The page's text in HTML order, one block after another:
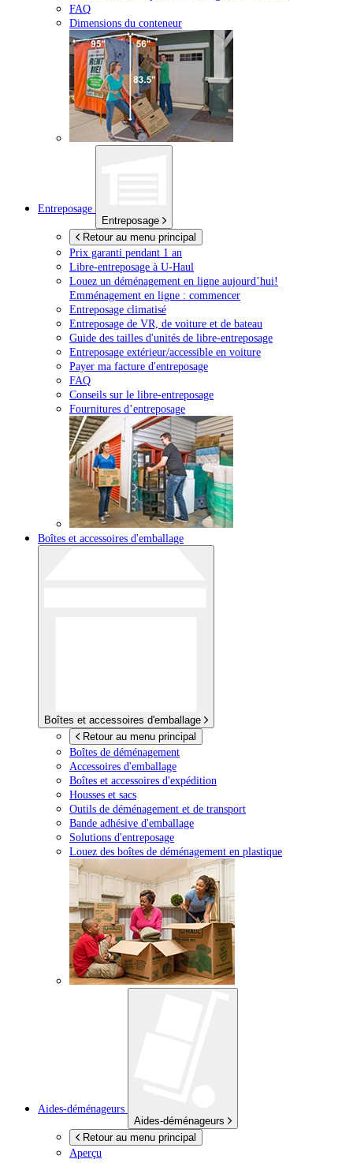
FAQ
Dimensions du conteneur
Entreposage
Entreposage
Retour au menu principal
Prix garanti pendant 1 an
Libre-entreposage à U-Haul
Louez un déménagement en ligne aujourd’hui!
Emménagement en ligne : commencer
Entreposage climatisé
Entreposage de VR, de voiture et de bateau
Guide des tailles d'unités de libre-entreposage
Entreposage extérieur/accessible en voiture
Payer ma facture d'entreposage
FAQ
Conseils sur le libre-entreposage
Fournitures d’entreposage
Boîtes et accessoires d'emballage
Boîtes et accessoires d'emballage
Retour au menu principal
Boîtes de déménagement
Accessoires d'emballage
Boîtes et accessoires d'expédition
Housses et sacs
Outils de déménagement et de transport
Bande adhésive d'emballage
Solutions d'entreposage
Louez des boîtes de déménagement en plastique
Aides-déménageurs
Aides-déménageurs
Retour au menu principal
Aperçu